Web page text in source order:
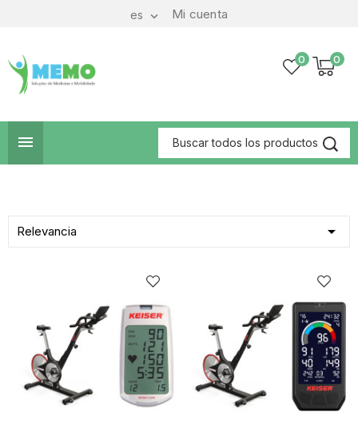
Mi cuenta
es 
0
0

Relevancia 